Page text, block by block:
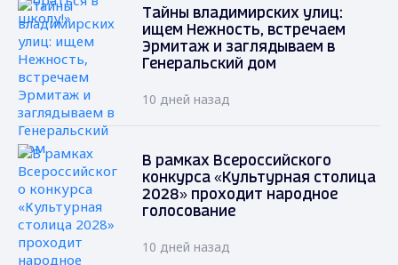
Тайны владимирских улиц:
ищем Нежность, встречаем
Эрмитаж и заглядываем в
Генеральский дом
10 дней назад
В рамках Всероссийского
конкурса «Культурная столица
2028» проходит народное
голосование
10 дней назад